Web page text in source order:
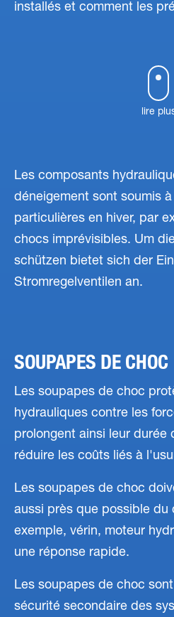
installés et comment les
lire
Les composants
déneigement sont soumis
particulières en hiver, par
chocs imprévisibles. Um
schützen bietet sich der
Stromregelventilen an.
SOUPAPES DE CHOC
Les soupapes de choc
hydrauliques contre les
prolongent ainsi leur durée
réduire les coûts liés à
Les soupapes de choc
aussi près que possible du
exemple, vérin, moteur
une réponse rapide.
Les soupapes de choc
sécurité secondaire des